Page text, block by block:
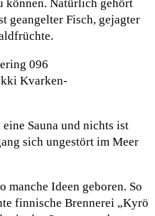
können. Natürlich gehört
geangelter Fisch, gejagter
Kvarken-
Sauna und nichts ist
sich ungestört im Meer
manche Ideen geboren. So
finnische Brennerei „Kyrö